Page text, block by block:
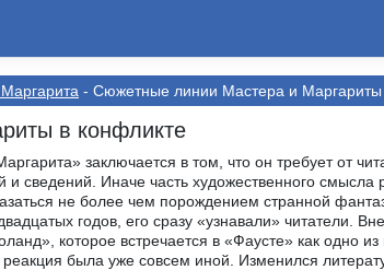
- Сюжетные линии Мастера и Маргариты
в конфликте
заключается в том, что он требует от
сведений. Иначе часть художественного смысла
не более чем порождением странной
годов, его сразу «узнавали» читатели.
которое встречается в «Фаусте» как одно из
реакция была уже совсем иной. Изменился